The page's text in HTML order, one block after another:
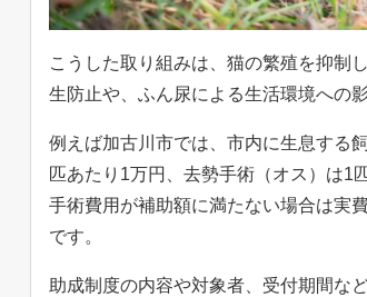
こうした取り組みは、猫の繁殖を抑制
生防止や、ふん尿による生活環境への
例えば加古川市では、市内に生息する
匹あたり1万円、去勢手術（オス）は1
手術費用が補助額に満たない場合は実
です。
助成制度の内容や対象者、受付期間な